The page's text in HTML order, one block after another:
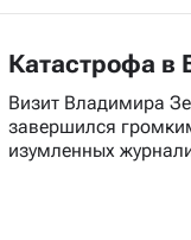
Катастрофа в
Визит Владимира
завершился
изумленных